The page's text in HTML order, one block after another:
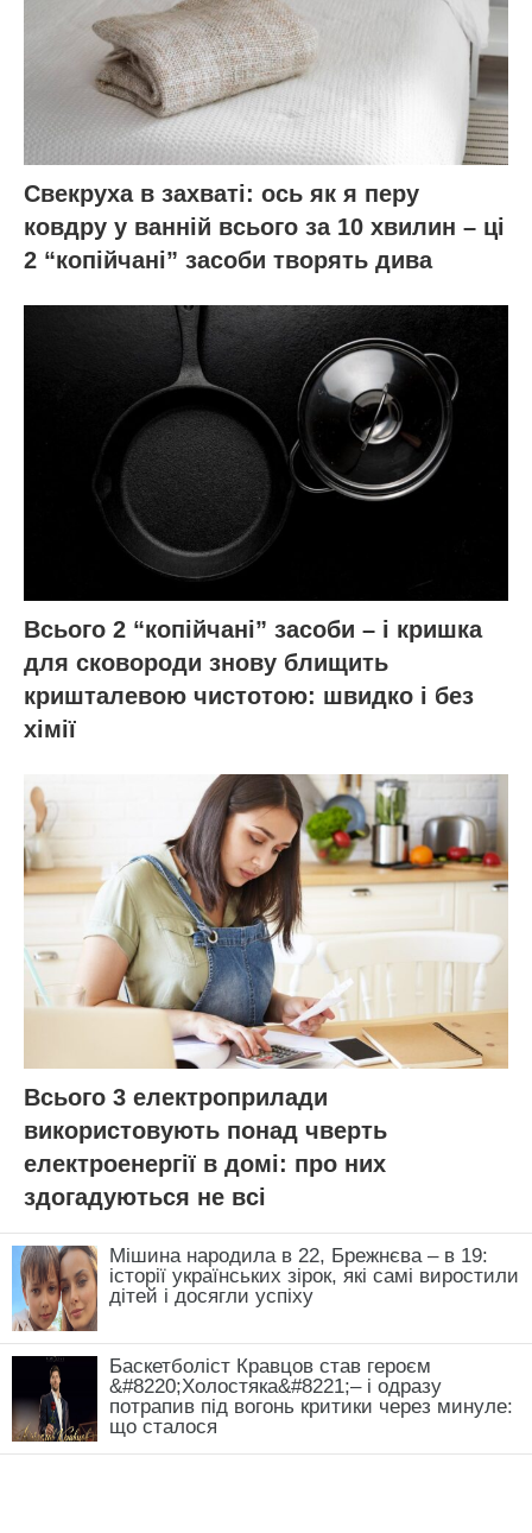
Свекруха в захваті: ось як я перу
ковдру у ванній всього за 10 хвилин – ці
2 “копійчані” засоби творять дива
Всього 2 “копійчані” засоби – і кришка
для сковороди знову блищить
кришталевою чистотою: швидко і без
хімії
Всього 3 електроприлади
використовують понад чверть
електроенергії в домі: про них
здогадуються не всі
Мішина народила в 22, Брежнєва – в 19:
історії українських зірок, які самі виростили
дітей і досягли успіху
Баскетболіст Кравцов став героєм
&#8220;Холостяка&#8221;– і одразу
потрапив під вогонь критики через минуле:
що сталося